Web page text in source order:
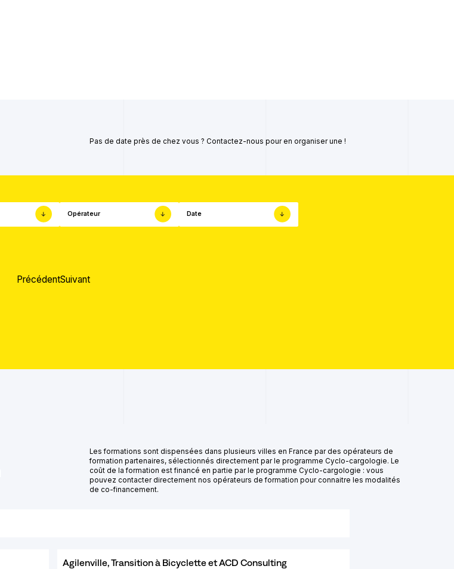
Pas de date près de chez vous ? Contactez-nous pour en organiser une !
Opérateur Date
PrécédentSuivant
Les formations sont dispensées dans plusieurs villes en France par des opérateurs de
formation partenaires, sélectionnés directement par le programme Cyclo-cargologie. Le
coût de la formation est financé en partie par le programme Cyclo-cargologie : vous
pouvez contacter directement nos opérateurs de formation pour connaitre les modalités
de co-financement.
Agilenville, Transition à Bicyclette et ACD Consulting